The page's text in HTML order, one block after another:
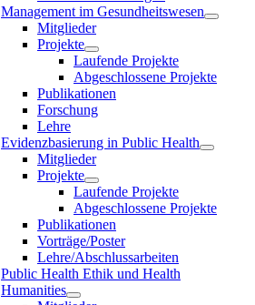
Management im Gesundheitswesen
Mitglieder
Projekte
Laufende Projekte
Abgeschlossene Projekte
Publikationen
Forschung
Lehre
Evidenzbasierung in Public Health
Mitglieder
Projekte
Laufende Projekte
Abgeschlossene Projekte
Publikationen
Vorträge/Poster
Lehre/Abschlussarbeiten
Public Health Ethik und Health
Humanities